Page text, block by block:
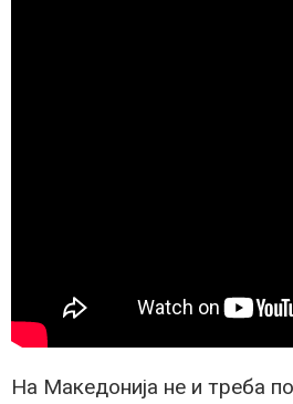
На Македонија не и треба